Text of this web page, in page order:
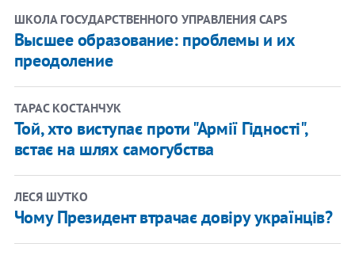
ШКОЛА ГОСУДАРСТВЕННОГО УПРАВЛЕНИЯ CAPS
Высшее образование: проблемы и их
преодоление
ТАРАС КОСТАНЧУК
Той, хто виступає проти "Армії Гідності",
встає на шлях самогубства
ЛЕСЯ ШУТКО
Чому Президент втрачає довіру українців?